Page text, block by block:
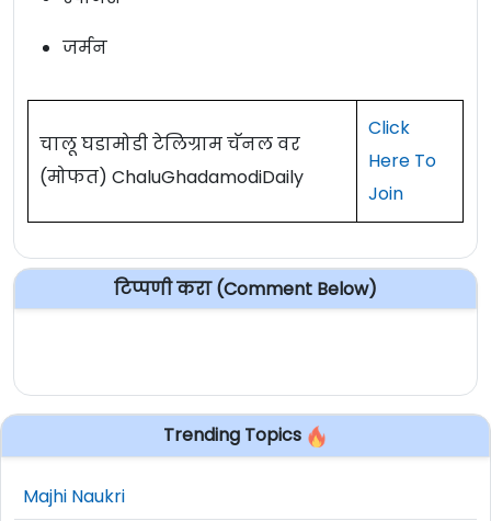
जर्मन
चालू घडामोडी टेलिग्राम चॅनल वर
(मोफत) ChaluGhadamodiDaily
Click
Here To
Join
टिप्पणी करा (Comment Below)
Trending Topics
Majhi Naukri